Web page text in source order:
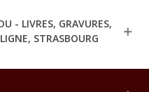
- LIVRES, GRAVURES,
STRASBOURG